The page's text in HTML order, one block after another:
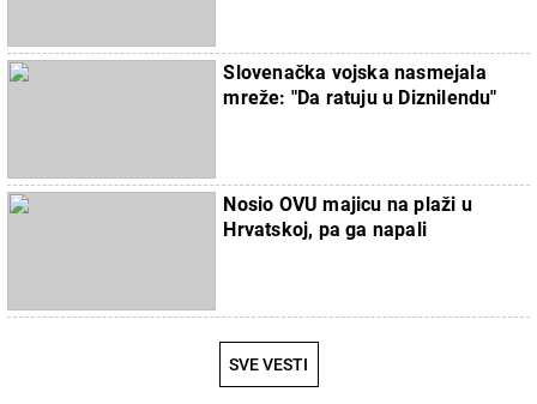
Slovenačka vojska nasmejala
mreže: "Da ratuju u Diznilendu"
Nosio OVU majicu na plaži u
Hrvatskoj, pa ga napali
SVE VESTI